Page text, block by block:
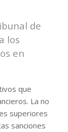
de
los
en
que
La no
superiores
sanciones